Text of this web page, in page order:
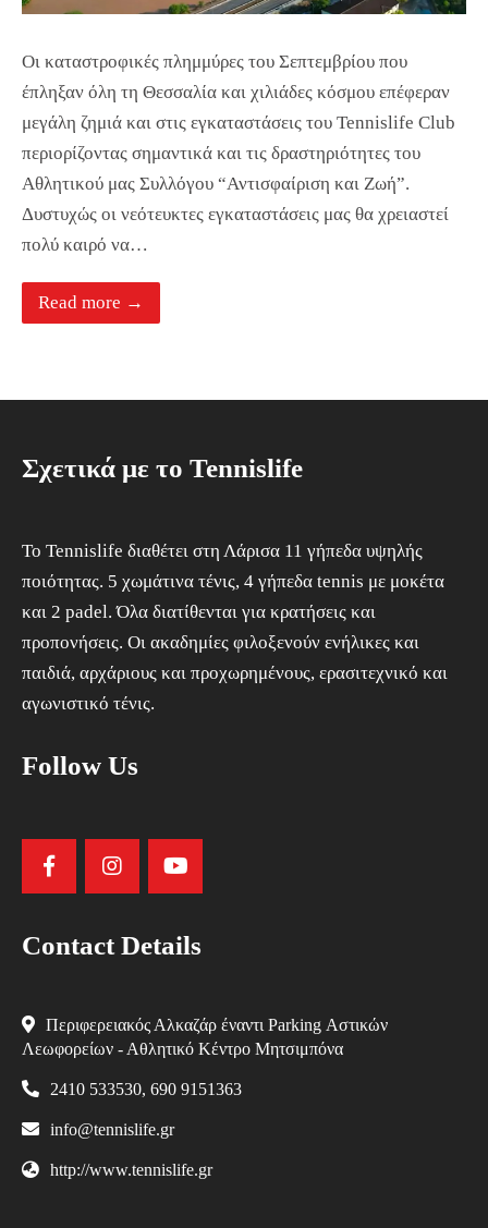
Οι καταστροφικές πλημμύρες του Σεπτεμβρίου που
έπληξαν όλη τη Θεσσαλία και χιλιάδες κόσμου επέφεραν
μεγάλη ζημιά και στις εγκαταστάσεις του Tennislife Club
περιορίζοντας σημαντικά και τις δραστηριότητες του
Αθλητικού μας Συλλόγου “Αντισφαίριση και Ζωή”.
Δυστυχώς οι νεότευκτες εγκαταστάσεις μας θα χρειαστεί
πολύ καιρό να…
Read more →
Σχετικά με το Tennislife
To Tennislife διαθέτει στη Λάρισα 11 γήπεδα υψηλής
ποιότητας. 5 χωμάτινα τένις, 4 γήπεδα tennis με μοκέτα
και 2 padel. Όλα διατίθενται για κρατήσεις και
προπονήσεις. Οι ακαδημίες φιλοξενούν ενήλικες και
παιδιά, αρχάριους και προχωρημένους, ερασιτεχνικό και
αγωνιστικό τένις.
Follow Us
Contact Details
Περιφερειακός Αλκαζάρ έναντι Parking Αστικών
Λεωφορείων - Αθλητικό Κέντρο Μητσιμπόνα
2410 533530, 690 9151363
info@tennislife.gr
http://www.tennislife.gr